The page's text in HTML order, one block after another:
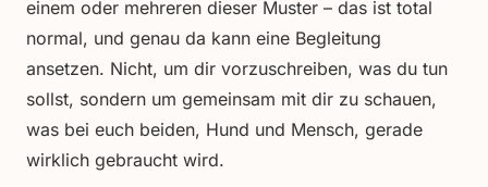
einem oder mehreren dieser Muster – das ist total
normal, und genau da kann eine Begleitung
ansetzen. Nicht, um dir vorzuschreiben, was du tun
sollst, sondern um gemeinsam mit dir zu schauen,
was bei euch beiden, Hund und Mensch, gerade
wirklich gebraucht wird.